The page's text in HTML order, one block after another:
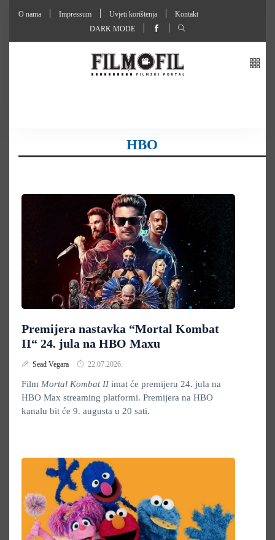
O nama Impressum Uvjeti korištenja
Kontakt
DARK MODE
HBO
Premijera nastavka “Mortal Kombat
II“ 24. jula na HBO Maxu
Sead Vegara 22.07.2026.
Film Mortal Kombat IIimat će premijeru 24. jula na
HBO Max streaming platformi. Premijera na HBO
kanalu bit će 9. augusta u 20 sati.